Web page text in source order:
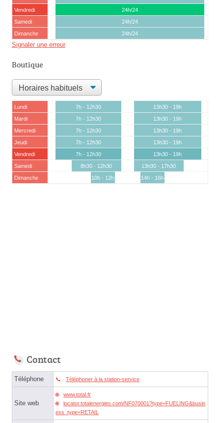
Vendredi
24h/24
Samedi
24h/24
Dimanche
24h/24
Signaler une erreur
Boutique
Lundi 7h - 12h30
13h30 - 19h
Mardi
7h - 12h30
13h30 - 19h
Mercredi
7h - 12h30
13h30 - 19h
Jeudi
7h - 12h30
13h30 - 19h
Vendredi
7h - 12h30
13h30 - 19h
Samedi
8h30 - 12h30
13h30 - 17h30
Dimanche
10h - 12h 14h - 16h
Contact
Téléphone Téléphoner à la station-service
Site web
www.total.fr
locator.totalenergies.com/NF070001?type=FUELING&busin
ess_type=RETAIL